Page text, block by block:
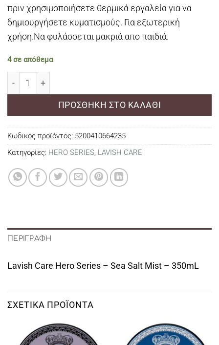
πριν χρησιμοποιήσετε θερμικά εργαλεία για να
δημιουργήσετε κυματισμούς. Για εξωτερική
χρήση.Να φυλάσσεται μακριά απο παιδιά.
4 σε απόθεμα
ΠΡΟΣΘΉΚΗ ΣΤΟ ΚΑΛΆΘΙ
Κωδικός προϊόντος: 5200410664235
Κατηγορίες: HERO SERIES, LAVISH CARE
ΠΕΡΙΓΡΑΦΉ
Lavish Care Hero Series – Sea Salt Mist – 350mL
ΣΧΕΤΙΚΆ ΠΡΟΪΌΝΤΑ